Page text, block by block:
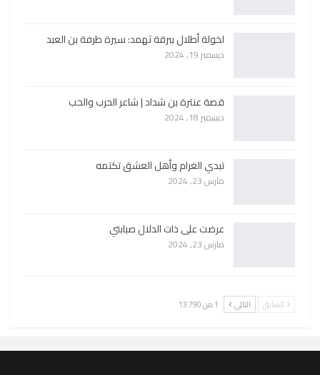
لخولة أطلال ببرقة ثهمد: سيرة طرفة بن العبد
ديسمبر 19, 2024
قصة عنترة بن شداد | شاعر الحرب والحب
ديسمبر 18, 2024
تبدي الغرام وأهل العشق تكتمه
مارس 23, 2024
عرضت على ذات الدلال صبابتي
مارس 23, 2024
السابق التالي 1 من 13٬790